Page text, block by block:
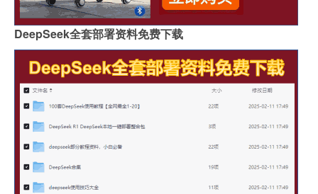
DeepSeek全套部署资料免费下载